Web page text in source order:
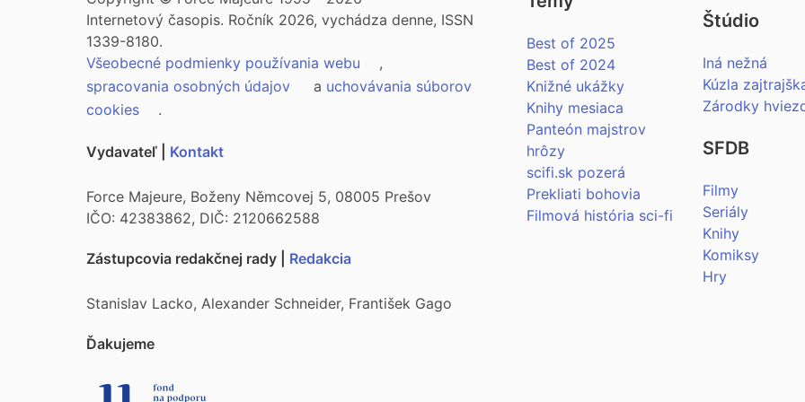
Internetový časopis. Ročník 2026, vychádza denne, ISSN
1339-8180.
Všeobecné podmienky používania webu
,
spracovania osobných údajov
a uchovávania súborov
cookies
.
Vydavateľ | Kontakt
Force Majeure, Boženy Němcovej 5, 08005 Prešov
IČO: 42383862, DIČ: 2120662588
Zástupcovia redakčnej rady | Redakcia
Stanislav Lacko, Alexander Schneider, František Gago
Ďakujeme
Best of 2025
Best of 2024
Knižné ukážky
Knihy mesiaca
Panteón majstrov
hrôzy
scifi.sk pozerá
Prekliati bohovia
Filmová história sci-fi
Štúdio
Iná nežná
Kúzla
Zárodky
SFDB
Filmy
Seriály
Knihy
Komiksy
Hry